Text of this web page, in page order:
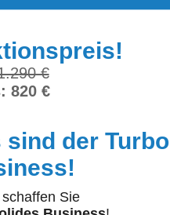
€
820 €
der Turbo
Sie